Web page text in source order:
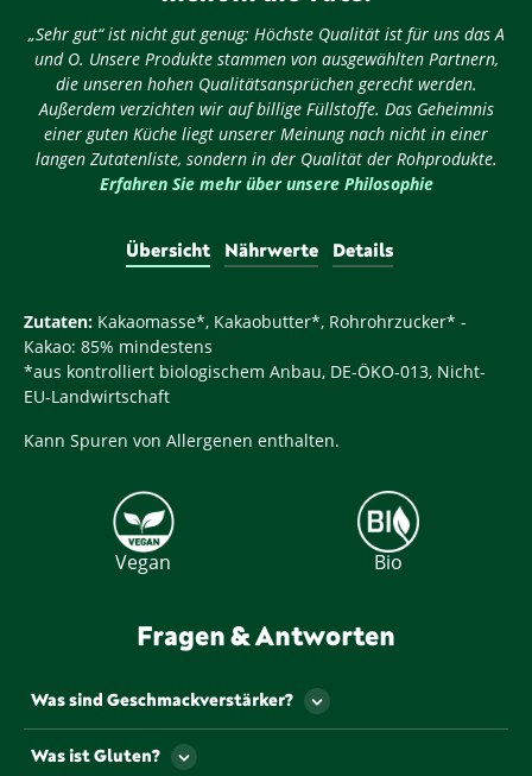
„Sehr gut“ ist nicht gut genug: Höchste Qualität ist für uns das A
und O. Unsere Produkte stammen von ausgewählten Partnern,
die unseren hohen Qualitätsansprüchen gerecht werden.
Außerdem verzichten wir auf billige Füllstoffe. Das Geheimnis
einer guten Küche liegt unserer Meinung nach nicht in einer
langen Zutatenliste, sondern in der Qualität der Rohprodukte.
Erfahren Sie mehr über unsere Philosophie
Übersicht Nährwerte Details
Zutaten: Kakaomasse*, Kakaobutter*, Rohrohrzucker* -
Kakao: 85% mindestens
*aus kontrolliert biologischem Anbau, DE-ÖKO-013, Nicht-
EU-Landwirtschaft
Kann Spuren von Allergenen enthalten.
Vegan Bio
Fragen & Antworten
Was sind Geschmackverstärker?
Als Geschmackverstärker werden jene
Lebensmittelzusatzstoffe bezeichnet, die den
Was ist Gluten?